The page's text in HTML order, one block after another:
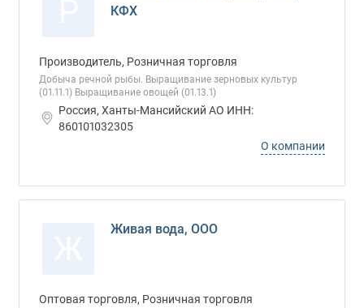
КФХ
Производитель, Розничная торговля
Добыча речной рыбы. Выращивание зерновых культур
(01.11.1) Выращивание овощей (01.13.1)
Россия, Ханты-Мансийский АО ИНН:
860101032305
О компании
Живая вода, ООО
Оптовая торговля, Розничная торговля